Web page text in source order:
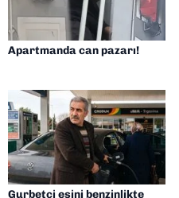
Apartmanda can pazarı!
Gurbetçi eşini benzinlikte